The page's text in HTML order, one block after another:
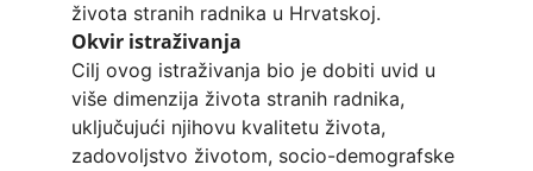
života stranih radnika u Hrvatskoj.
Okvir istraživanja
Cilj ovog istraživanja bio je dobiti uvid u
više dimenzija života stranih radnika,
uključujući njihovu kvalitetu života,
zadovoljstvo životom, socio-demografske